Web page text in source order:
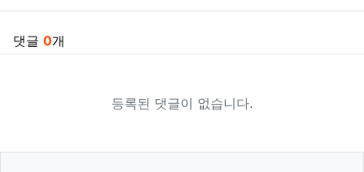
댓글 0개
등록된 댓글이 없습니다.